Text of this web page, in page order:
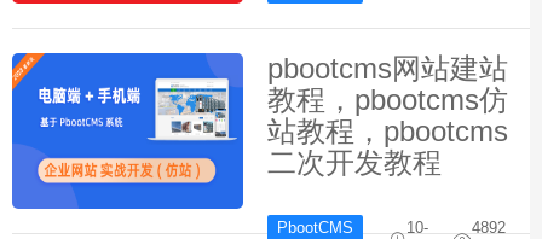
admin&amp;amp;amp;...
pbootcms网站建站
教程，pbootcms仿
站教程，pbootcms
二次开发教程
PbootCMS
10-
4892